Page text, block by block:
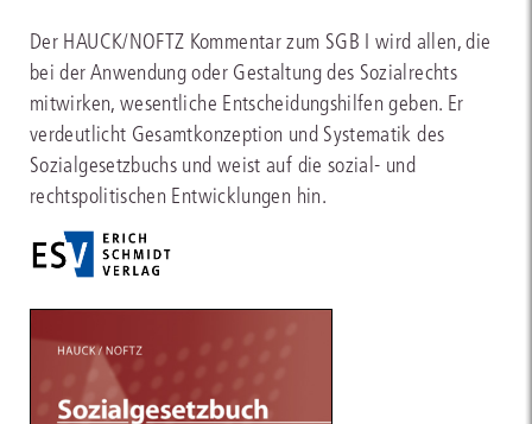
Der HAUCK/NOFTZ Kommentar zum SGB I wird allen, die
bei der Anwendung oder Gestaltung des Sozialrechts
mitwirken, wesentliche Entscheidungshilfen geben. Er
verdeutlicht Gesamtkonzeption und Systematik des
Sozialgesetzbuchs und weist auf die sozial- und
rechtspolitischen Entwicklungen hin.